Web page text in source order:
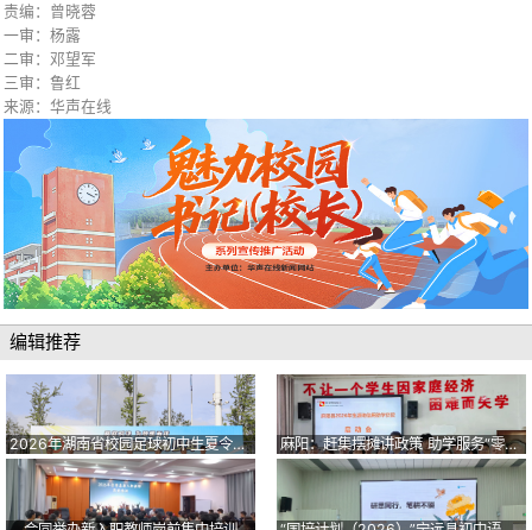
责编：曾晓蓉
一审：杨露
二审：邓望军
三审：鲁红
来源：华声在线
编辑推荐
2026年湖南省校园足球初中生夏令营在临武开营 麻阳：赶集摆摊讲政策 助学服务“零距离”